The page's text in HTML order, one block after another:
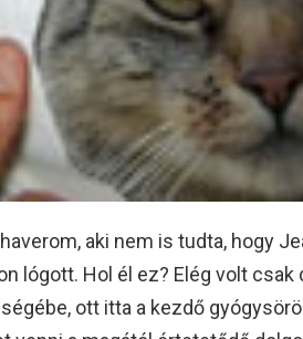
aki nem is tudta, hogy
lógott. Hol él ez? Elég volt
ott itta a kezdő